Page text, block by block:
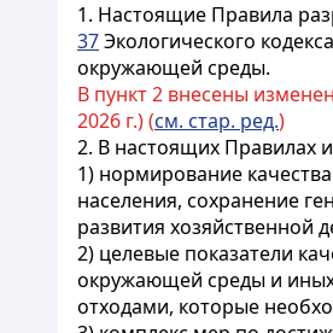
1. Настоящие Правила
37Экологического
окружающей среды.
В пункт 2 внесены
2026 г.) (см. стар. ред.)
2. В настоящих Правилах
1) нормирование
населения, сохранение
развития хозяйственной
2) целевые показатели
окружающей среды и
отходами, которые